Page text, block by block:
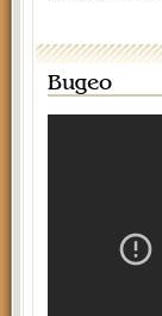
Видео